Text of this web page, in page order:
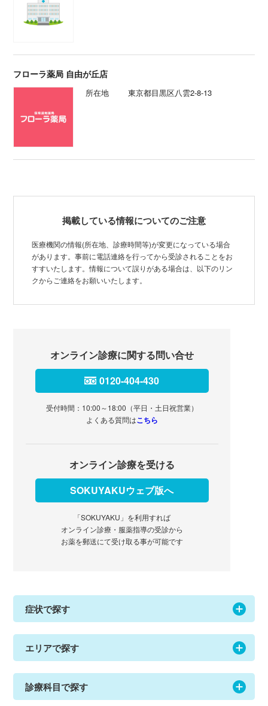
フローラ薬局 自由が丘店
所在地 東京都目黒区八雲2-8-13
掲載している情報についてのご注意
医療機関の情報(所在地、診療時間等)が変更になっている場合
があります。事前に電話連絡を行ってから受診されることをお
すすいたします。情報について誤りがある場合は、以下のリン
クからご連絡をお願いいたします。
オンライン診療に関する問い合せ
0120-404-430
受付時間：10:00～18:00（平日・土日祝営業）
よくある質問はこちら
オンライン診療を受ける
SOKUYAKUウェブ版へ
「SOKUYAKU」を利用すれば
オンライン診療・服薬指導の受診から
お薬を郵送にて受け取る事が可能です
症状で探す
エリアで探す
診療科目で探す